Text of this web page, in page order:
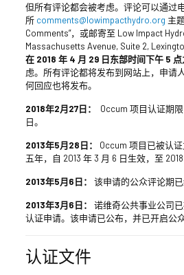
但所有评论都会被考虑。评论可以通过
所 comments@lowimpacthydro.org 主
Comments”，或邮寄至 Low Impact
Massachusetts Avenue, Suite 2,
在 2018 年 4 月 29 日东部时间下午 5
虑。所有评论都将发布到网站上，申请
何回应也将发布。
2018年2月27日：
Occum 项目认证期
日。
2013年5月28日：
Occum 项目已被认
五年，自 2013 年 3 月 6 日生效，至 2018
2013年5月6日： 该申请的公众评论期已
2013年3月6日：
诺维奇公共事业公司
认证申请。该申请已公布，并已开启公
认证文件